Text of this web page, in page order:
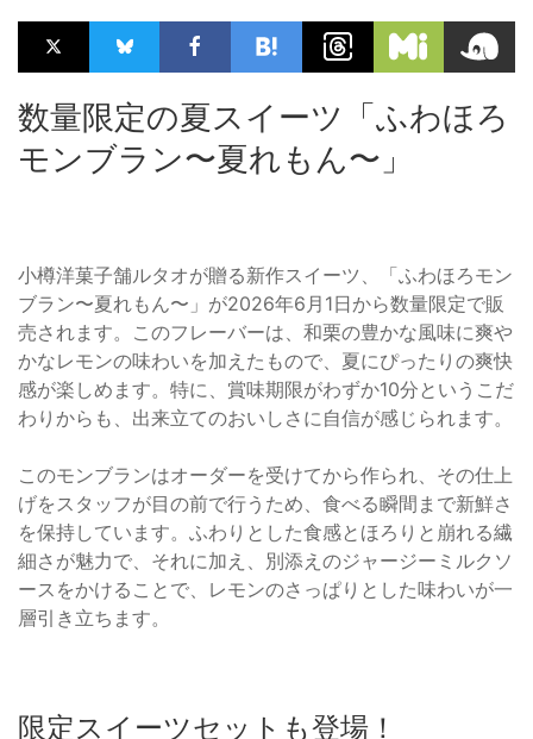
数量限定の夏スイーツ「ふわほろ
モンブラン〜夏れもん〜」
小樽洋菓子舗ルタオが贈る新作スイーツ、「ふわほろモン
ブラン〜夏れもん〜」が2026年6月1日から数量限定で販
売されます。このフレーバーは、和栗の豊かな風味に爽や
かなレモンの味わいを加えたもので、夏にぴったりの爽快
感が楽しめます。特に、賞味期限がわずか10分というこだ
わりからも、出来立てのおいしさに自信が感じられます。
このモンブランはオーダーを受けてから作られ、その仕上
げをスタッフが目の前で行うため、食べる瞬間まで新鮮さ
を保持しています。ふわりとした食感とほろりと崩れる繊
細さが魅力で、それに加え、別添えのジャージーミルクソ
ースをかけることで、レモンのさっぱりとした味わいが一
層引き立ちます。
限定スイーツセットも登場！